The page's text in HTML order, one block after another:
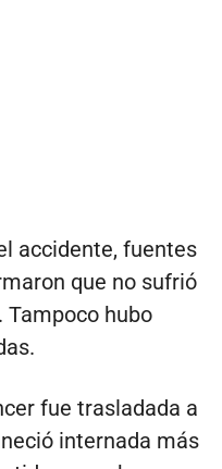
accidente, fuentes
que no sufrió
Tampoco hubo
fue trasladada a
internada más